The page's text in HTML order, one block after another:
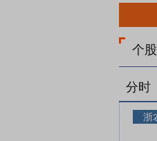
个
分时
浙